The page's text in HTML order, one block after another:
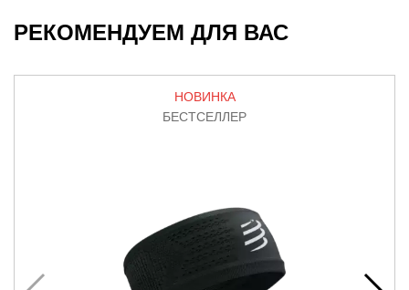
РЕКОМЕНДУЕМ ДЛЯ ВАС
НОВИНКА
БЕСТСЕЛЛЕР